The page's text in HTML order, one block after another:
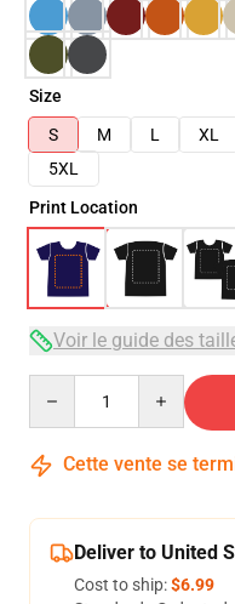
Size
S
M L XL
5XL
Print Location
Voir le guide des
Cette vente se
Deliver to United
Cost to ship:$6.99